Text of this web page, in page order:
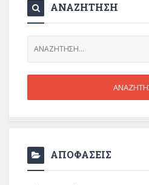
ΑΝΑΖΗΤΗΣΗ
ΑΠΟΦΑΣΕΙΣ